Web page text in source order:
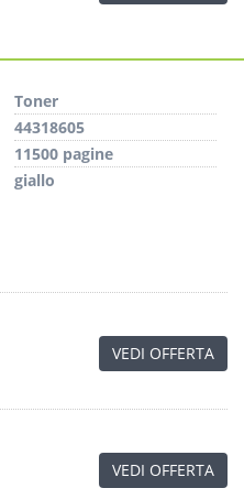
Toner
44318605
11500 pagine
giallo
VEDI OFFERTA
VEDI OFFERTA